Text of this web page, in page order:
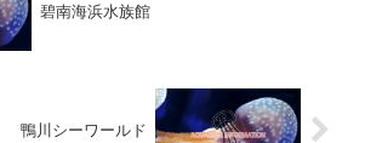
碧南海浜水族館
鴨川シーワールド